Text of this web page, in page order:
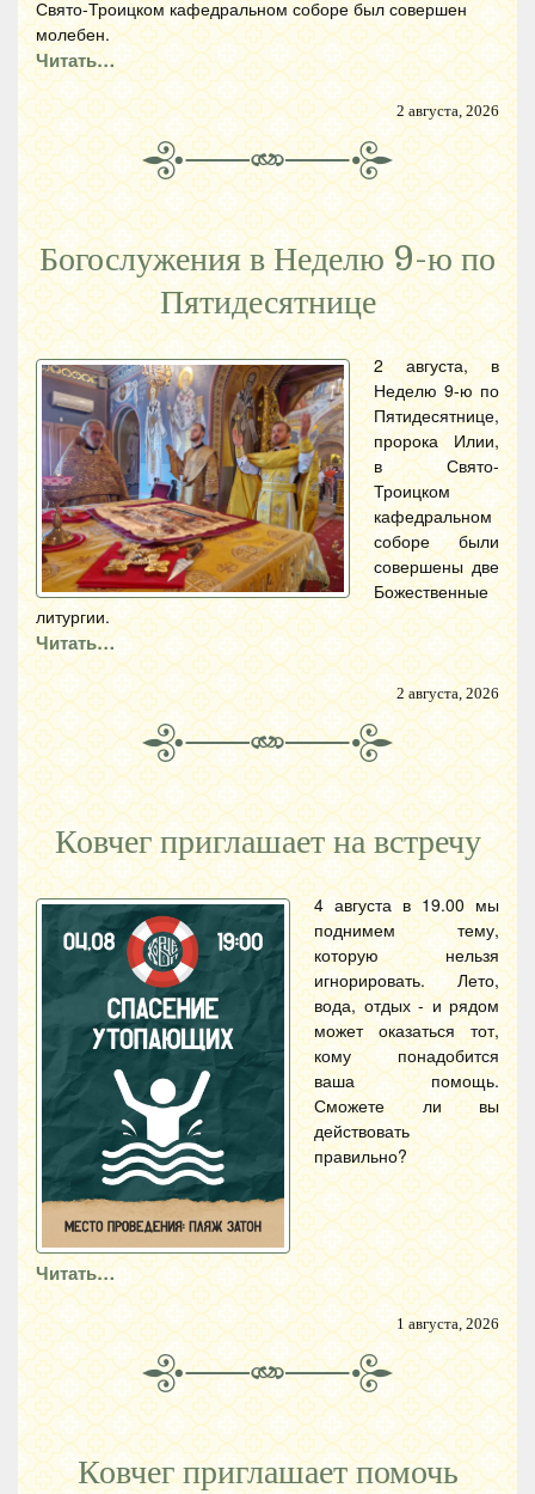
Свято-Троицком кафедральном соборе был совершен
молебен.
Читать…
2 августа, 2026
Богослужения в Неделю 9-ю по
Пятидесятнице
2 августа, в
Неделю 9-ю по
Пятидесятнице,
пророка Илии,
в Свято-
Троицком
кафедральном
соборе были
совершены две
Божественные
литургии.
Читать…
2 августа, 2026
Ковчег приглашает на встречу
4 августа в 19.00 мы
поднимем тему,
которую нельзя
игнорировать. Лето,
вода, отдых - и рядом
может оказаться тот,
кому понадобится
ваша помощь.
Сможете ли вы
действовать
правильно?
Читать…
1 августа, 2026
Ковчег приглашает помочь